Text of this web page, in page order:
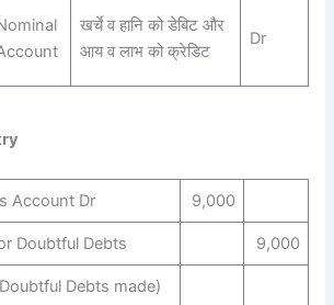
खर्चे व हानि को डेबिट और
आय व लाभ को क्रेडिट
Dr
Account Dr 9,000
Doubtful Debts 9,000
Debts made)